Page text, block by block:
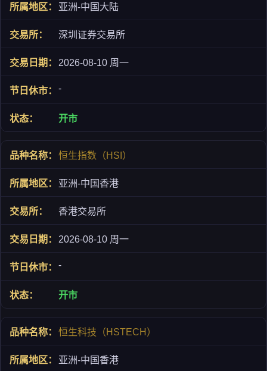
亚洲-中国大陆
深圳证券交易所
2026-08-10 周一
-
开市
恒生指数（HSI）
亚洲-中国香港
香港交易所
2026-08-10 周一
-
开市
恒生科技（HSTECH）
亚洲-中国香港